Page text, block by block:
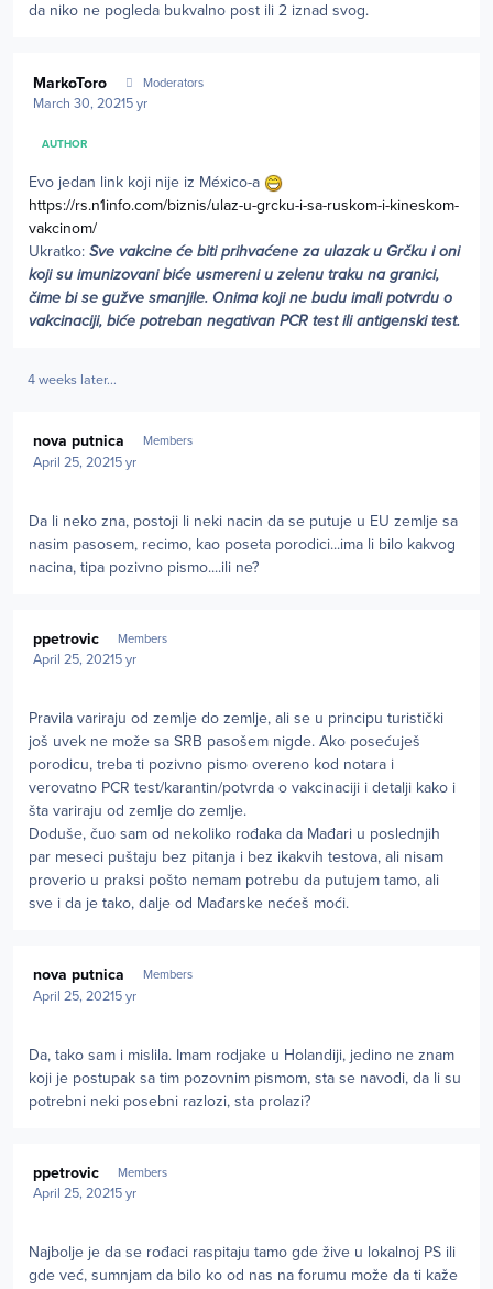
da niko ne pogleda bukvalno post ili 2 iznad svog.
MarkoToro Moderators
March 30, 20215 yr
AUTHOR
Evo jedan link koji nije iz México-a
https://rs.n1info.com/biznis/ulaz-u-grcku-i-sa-ruskom-i-kineskom-
vakcinom/
Ukratko: Sve vakcine će biti prihvaćene za ulazak u Grčku i oni
koji su imunizovani biće usmereni u zelenu traku na granici,
čime bi se gužve smanjile. Onima koji ne budu imali potvrdu o
vakcinaciji, biće potreban negativan PCR test ili antigenski test.
4 weeks later...
nova putnica Members
April 25, 20215 yr
Da li neko zna, postoji li neki nacin da se putuje u EU zemlje sa
nasim pasosem, recimo, kao poseta porodici...ima li bilo kakvog
nacina, tipa pozivno pismo....ili ne?
ppetrovic Members
April 25, 20215 yr
Pravila variraju od zemlje do zemlje, ali se u principu turistički
još uvek ne može sa SRB pasošem nigde. Ako posećuješ
porodicu, treba ti pozivno pismo overeno kod notara i
verovatno PCR test/karantin/potvrda o vakcinaciji i detalji kako i
šta variraju od zemlje do zemlje.
Doduše, čuo sam od nekoliko rođaka da Mađari u poslednjih
par meseci puštaju bez pitanja i bez ikakvih testova, ali nisam
proverio u praksi pošto nemam potrebu da putujem tamo, ali
sve i da je tako, dalje od Mađarske nećeš moći.
nova putnica Members
April 25, 20215 yr
Da, tako sam i mislila. Imam rodjake u Holandiji, jedino ne znam
koji je postupak sa tim pozovnim pismom, sta se navodi, da li su
potrebni neki posebni razlozi, sta prolazi?
ppetrovic Members
April 25, 20215 yr
Najbolje je da se rođaci raspitaju tamo gde žive u lokalnoj PS ili
gde već, sumnjam da bilo ko od nas na forumu može da ti kaže